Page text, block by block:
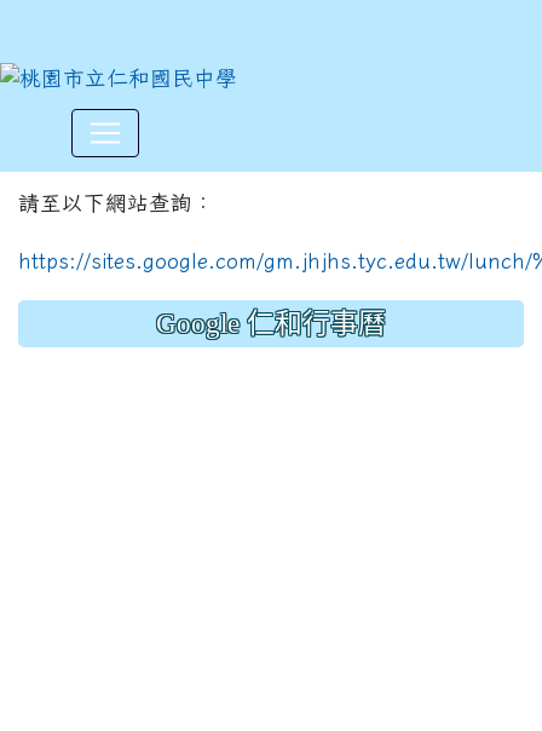
114學年度下學期5月份菜單
請至以下網站查詢：
https://sites.google.com/gm.jhjhs.tyc.edu.tw/lunch/
Google 仁和行事曆